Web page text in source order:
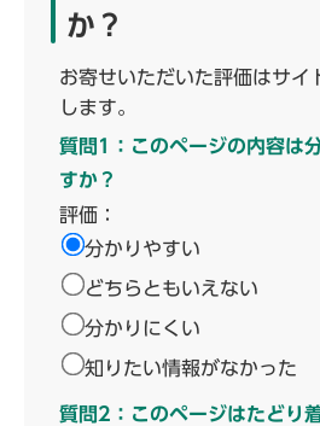
か？
お寄せいただいた評価はサイ
します。
質問1：このページの内容は
すか？
評価：
分かりやすい
どちらともいえない
分かりにくい
知りたい情報がなかった
質問2：このページはたどり